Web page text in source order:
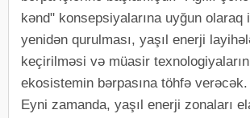
kənd" konsepsiyalarına uyğun olaraq
yenidən qurulması, yaşıl enerji
keçirilməsi və müasir
ekosistemin bərpasına töhfə verəcək.
Eyni zamanda, yaşıl enerji zonaları